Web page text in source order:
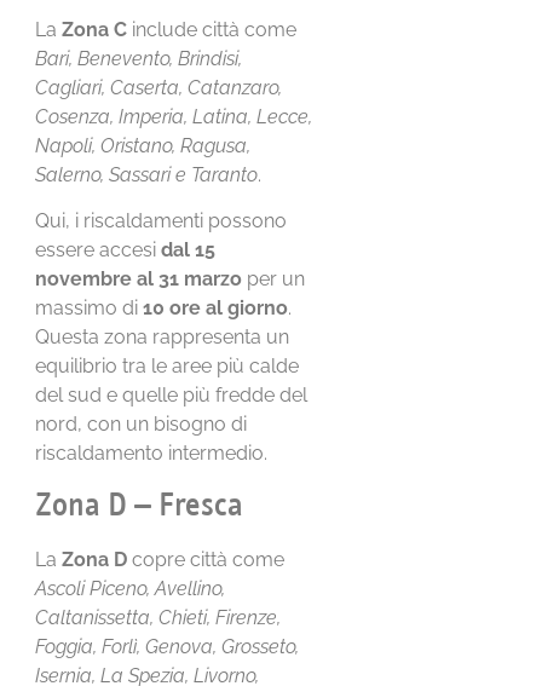
LaZona C include città come
Bari, Benevento, Brindisi,
Cagliari, Caserta, Catanzaro,
Cosenza, Imperia, Latina, Lecce,
Napoli, Oristano, Ragusa,
Salerno, Sassari e Taranto.
Qui, i riscaldamenti possono
essere accesidal 15
novembre al 31 marzo per un
massimo di10 ore al giorno.
Questa zona rappresenta un
equilibrio tra le aree più calde
del sud e quelle più fredde del
nord, con un bisogno di
riscaldamento intermedio.
Zona D – Fresca
LaZona Dcopre città come
Ascoli Piceno, Avellino,
Caltanissetta, Chieti, Firenze,
Foggia, Forlì, Genova, Grosseto,
Isernia, La Spezia, Livorno,